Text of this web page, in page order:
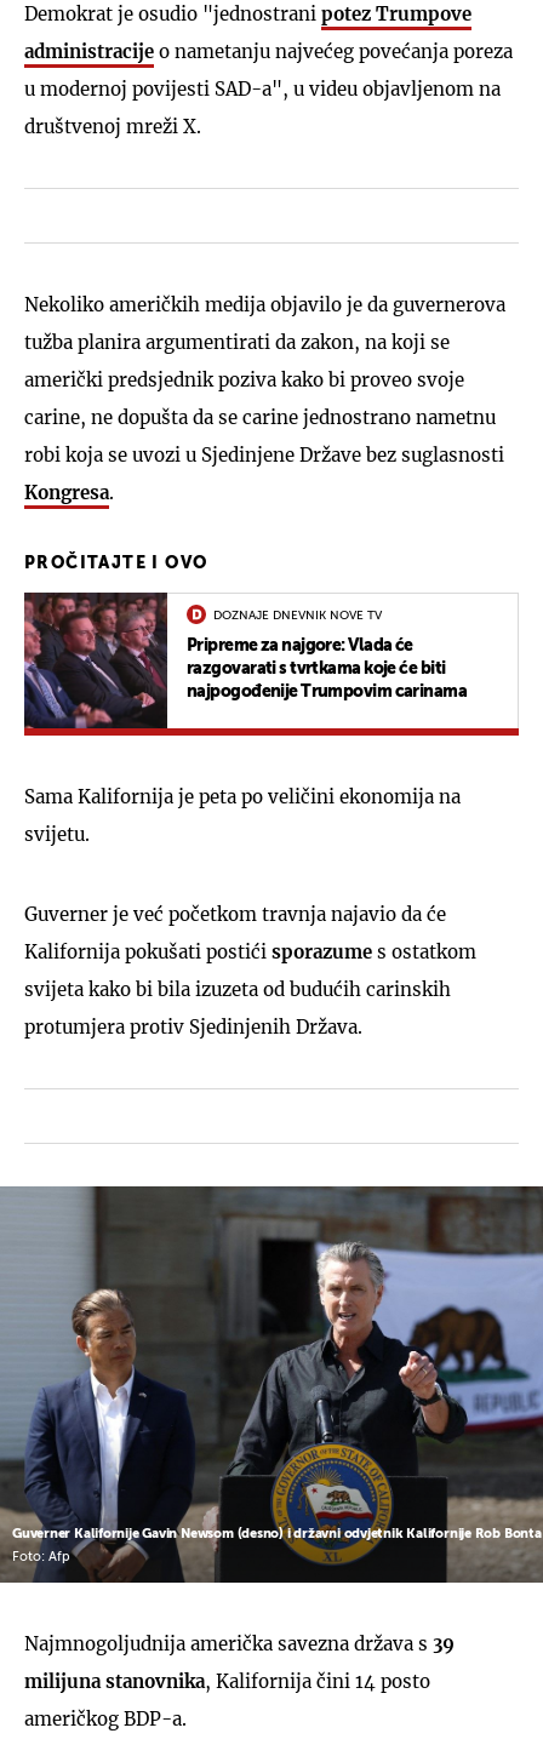
Demokrat je osudio "jednostrani potez Trumpove
administracije o nametanju najvećeg povećanja poreza
u modernoj povijesti SAD-a", u videu objavljenom na
društvenoj mreži X.
Nekoliko američkih medija objavilo je da guvernerova
tužba planira argumentirati da zakon, na koji se
američki predsjednik poziva kako bi proveo svoje
carine, ne dopušta da se carine jednostrano nametnu
robi koja se uvozi u Sjedinjene Države bez suglasnosti
Kongresa.
PROČITAJTE I OVO
DOZNAJE DNEVNIK NOVE TV
Pripreme za najgore: Vlada će
razgovarati s tvrtkama koje će biti
najpogođenije Trumpovim carinama
Sama Kalifornija je peta po veličini ekonomija na
svijetu.
Guverner je već početkom travnja najavio da će
Kalifornija pokušati postići sporazume s ostatkom
svijeta kako bi bila izuzeta od budućih carinskih
protumjera protiv Sjedinjenih Država.
Guverner Kalifornije Gavin Newsom (desno) i državni odvjetnik Kalifornije Rob Bonta
Foto: Afp
Najmnogoljudnija američka savezna država s 39
milijuna stanovnika, Kalifornija čini 14 posto
američkog BDP-a.